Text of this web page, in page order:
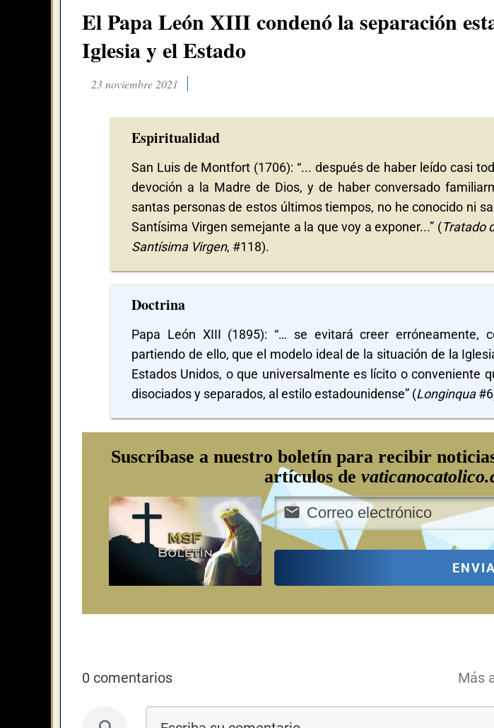
El Papa León XIII condenó la separación
Iglesia y el Estado
23 noviembre 2021
Espiritualidad
San Luis de Montfort (1706): “... después de haber leído casi
devoción a la Madre de Dios, y de haber conversado
santas personas de estos últimos tiempos, no he conocido ni
Santísima Virgen semejante a la que voy a exponer...” (Tratado
Santísima Virgen, #118).
Doctrina
Papa León XIII (1895): “… se evitará creer erróneamente,
partiendo de ello, que el modelo ideal de la situación de la
Estados Unidos, o que universalmente es lícito o conveniente
disociados y separados, al estilo estadounidense” (Longinqua
Suscríbase a nuestro boletín para recibir
artículos de
0 comentarios Más